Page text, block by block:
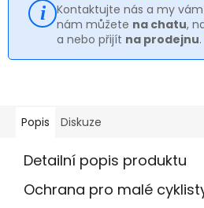
Kontaktujte nás a my
nám můžete na chatu,
a nebo přijít na prodejnu.
Popis Diskuze
Detailní popis produktu
Ochrana pro malé